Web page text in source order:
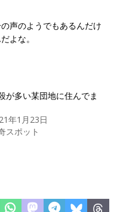
声のようでもあるんだけ
よな。
が多い某団地に住んでま
年1月23日
スポット